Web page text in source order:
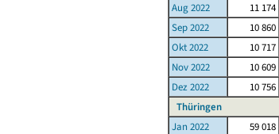
Aug 2022
11 174
Sep 2022
10 860
Okt 2022
10 717
Nov 2022
10 609
Dez 2022
10 756
Thüringen
Jan 2022
59 018